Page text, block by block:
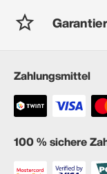
Zahlungsmittel
100 % sichere